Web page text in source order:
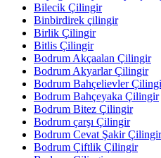
Bilecik Çilingir
Binbirdirek çilingir
Birlik Çilingir
Bitlis Çilingir
Bodrum Akçaalan Çilingir
Bodrum Akyarlar Çilingir
Bodrum Bahçelievler
Bodrum Bahçeyaka Çilingir
Bodrum Bitez Çilingir
Bodrum çarşı Çilingir
Bodrum Cevat Şakir Çilingir
Bodrum Çiftlik Çilingir